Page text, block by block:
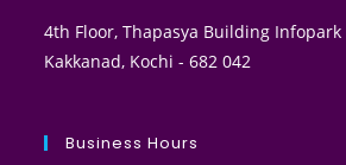
4th Floor, Thapasya Building Infopark
Kakkanad, Kochi - 682 042
Business Hours